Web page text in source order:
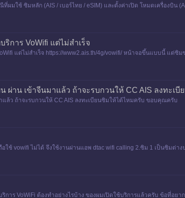
มใช้ ซิมหลัก (AIS / เบอร์ไทย / eSIM) และตั้งค่าเปิด โหมดเครื่องบิน
ริการ VoWifi แต่ไม่สำเร็จ
แต่ไม่สำเร็จ https://www2.ais.th/4g/vowifi/ หน้าจอขึ้นแบบนี้ แต่ซิ
าน เข้าจีนมาแล้ว ถ้าจะรบกวนให้ CC AIS ลงทะเ
ล้ว ถ้าจะรบกวนให้ CC AIS ลงทะเบียนซิมให้ได้ไหมครับ ขอบคุณครับ
ใช้ vowifi ไม่ได้ จึงใช้งานผ่านแอพ dtac wifi calling 2.ซิม 1 เป็นซิมต่า
าร VoWiFi ต้องทำอย่างไรบ้าง ของผมเปิดใช้บริการแล้วครับ ข้อที่อย